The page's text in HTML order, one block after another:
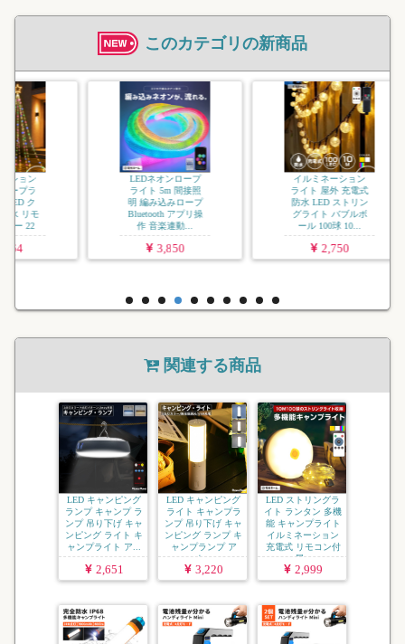
このカテゴリの新商品
LEDネオンロープ
ライト 5m 間接照
明 編み込みロープ
Bluetooth アプリ操
作 音楽連動...
イルミネーション
ライト 屋外 充電式
防水 LED ストリン
グライト バブルボ
ール 100球 10...
イルミネーション
ジュエリーライト
ソフトコード USB
充電式 LED 屋外用
防水 調光 タイ...
3,080
関連する商品
LED キャンピング
ランプ キャンプ ラ
ンプ 吊り下げ キャ
ンピング ライト キ
ャンプライト ア...
2,651
LED キャンピング
ライト キャンプラ
ンプ 吊り下げ キャ
ンピング ランプ キ
ャンプランプ ア
ウ...
3,220
LED ストリングラ
イト ランタン 多機
能 キャンプライト
イルミネーション
充電式 リモコン付
属...
2,999